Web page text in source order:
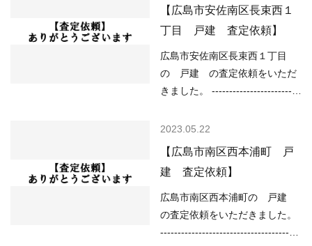
該当なし （高潮）該当なし
（内水）0.2m以上 （津波）該
当なし -------------------------------
----------------------------------------
------ 現在の不動産市況について
動産を買いやすい ○売り物件が
多い などの状況ですので、
「不動産売却のやり方によって
は高く売却しやすい」状況とい
ってよいと思います。 ご売却を
【広島市安佐南区長束西１
丁目 戸建 査定依頼】
広島市安佐南区長束西１丁目
の 戸建 の査定依頼をいただ
きました。 -------------------------
------------ （用途地域）第二種
4.20m （土砂災害）土砂災害警
戒区域 （洪水）該当なし （高
潮）該当なし （内水）該当なし
（津波）該当なし -----------------
2023.05.22
【広島市南区西本浦町 戸
建 査定依頼】
広島市南区西本浦町の 戸建
の査定依頼をいただきました。
----------------------------------------